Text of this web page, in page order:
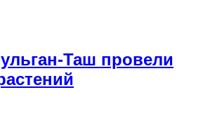
Таш провели